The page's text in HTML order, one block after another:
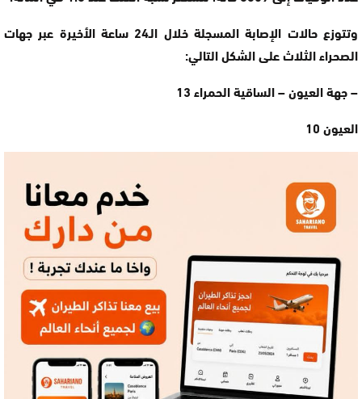
وتتوزع حالات الإصابة المسجلة خلال الـ24 ساعة الأخيرة عبر جهات
الصحراء الثلاث على الشكل التالي:
– جهة العيون – الساقية الحمراء 13
العيون 10